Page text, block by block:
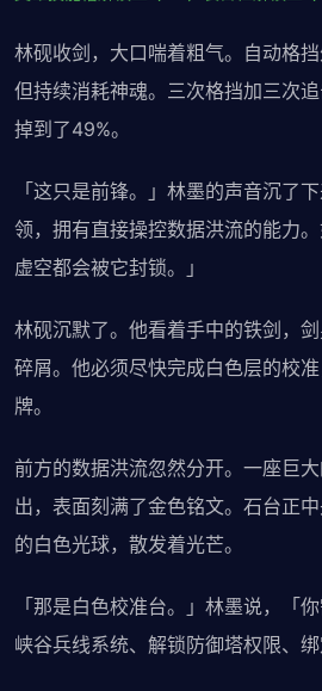
林砚收剑，大口喘着粗气。自动格挡
但持续消耗神魂。三次格挡加三次
掉到了49%。
「这只是前锋。」林墨的声音沉了
领，拥有直接操控数据洪流的能力
虚空都会被它封锁。」
林砚沉默了。他看着手中的铁剑，
碎屑。他必须尽快完成白色层的校
牌。
前方的数据洪流忽然分开。一座巨
出，表面刻满了金色铭文。石台正
的白色光球，散发着光芒。
「那是白色校准台。」林墨说，「
峡谷兵线系统、解锁防御塔权限、绑